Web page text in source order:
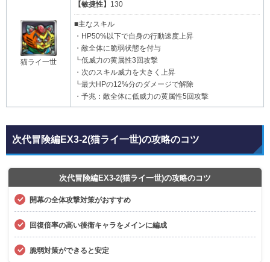
猫ライ一世
【敏捷性】 130
■主なスキル
・HP50%以下で自身の行動速度上昇
・敵全体に脆弱状態を付与
┗低威力の黄属性3回攻撃
・次のスキル威力を大きく上昇
┗最大HPの12%分のダメージで解除
・予兆：敵全体に低威力の黄属性5回攻撃
次代冒険編EX3-2(猫ライ一世)の攻略のコツ
次代冒険編EX3-2(猫ライ一世)の攻略のコツ
開幕の全体攻撃対策がおすすめ
回復倍率の高い後衛キャラをメインに編成
脆弱対策ができると安定